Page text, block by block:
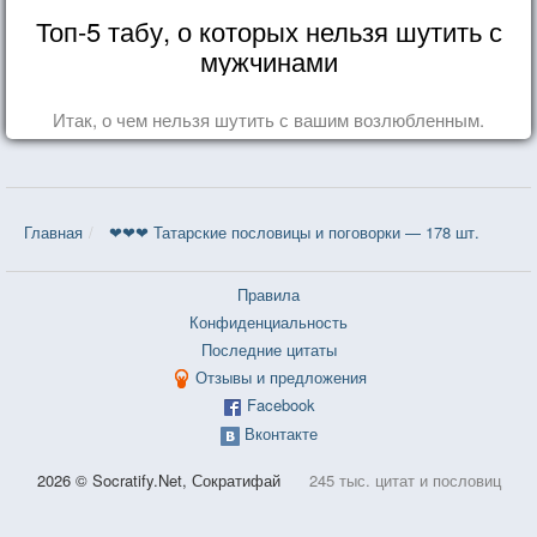
Топ-5 табу, о которых нельзя шутить с
мужчинами
Итак, о чем нельзя шутить с вашим возлюбленным.
Главная ❤❤❤ Татарские пословицы и поговорки — 178 шт.
Правила
Конфиденциальность
Последние цитаты
Отзывы и предложения
Facebook
Вконтакте
2026 © Socratify.Net, Сократифай 245 тыс. цитат и пословиц